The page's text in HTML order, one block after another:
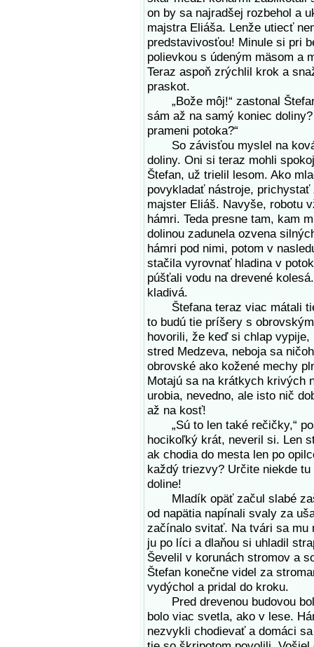
on by sa najradšej rozbehol a
majstra Eliáša. Lenže utiecť
predstavivosťou! Minule si pri
polievkou s údeným mäsom a
Teraz aspoň zrýchlil krok a
praskot.
„Bože môj!“ zastonal
sám až na samý koniec
prameni potoka?“
So závisťou myslel na
doliny. Oni si teraz mohli
Štefan, už trielil lesom. Ako
povykladať nástroje,
majster Eliáš. Navyše, robotu
hámri. Teda presne tam, kam
dolinou zadunela ozvena
hámri pod nimi, potom v
stačila vyrovnať hladina v
púšťali vodu na drevené
kladivá.
Štefana teraz viac mátali
to budú tie príšery s
hovorili, že keď si chlap
stred Medzeva, neboja sa
obrovské ako kožené mechy
Motajú sa na krátkych krivých
urobia, nevedno, ale isto nič
až na kosť!
„Sú to len také rečičky,“
hocikoľký krát, neveril si. Len
ak chodia do mesta len po
každý triezvy? Určite niekde
doline!
Mladík opäť začul slabé
od napätia napínali svaly za
začínalo svitať. Na tvári sa mu
ju po líci a dlaňou si uhladil
Ševelil v korunách stromov a
Štefan konečne videl za
vydýchol a pridal do kroku.
Pred drevenou budovou
bolo viac svetla, ako v lese.
nezvykli chodievať a domáci